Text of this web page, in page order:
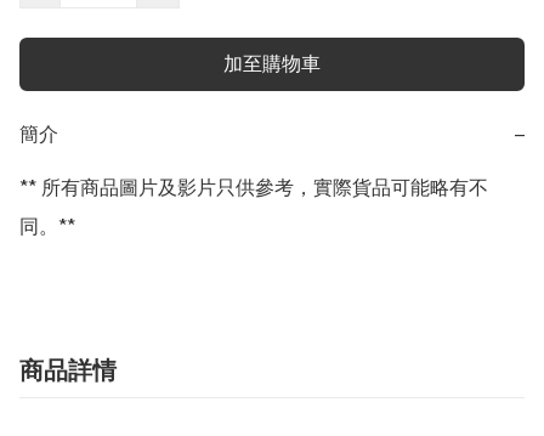
加至購物車
簡介 −
** 所有商品圖片及影片只供參考，實際貨品可能略有不
同。**
商品詳情